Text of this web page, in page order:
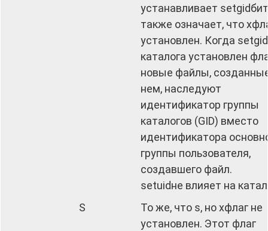
устанавливает
также означает, что
установлен. Когда
каталога установлен
новые файлы,
нем, наследуют
идентификатор группы
каталогов (GID) вместо
идентификатора
группы пользователя,
создавшего файл.
setuidне влияет на
S
То же, что s, но xфлаг не
установлен. Этот флаг